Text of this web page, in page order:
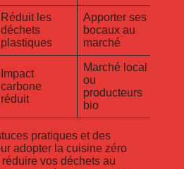
Réduit les
déchets
plastiques
Apporter ses
bocaux au
marché
Impact
carbone
réduit
Marché local
ou
producteurs
bio